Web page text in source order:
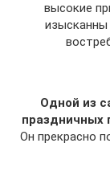
высокие
изысканны
Одной из
праздничных
Он прекрасно